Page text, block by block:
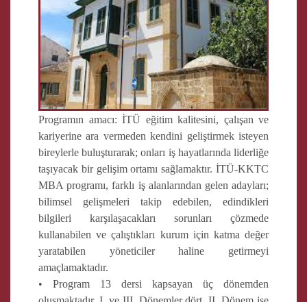
Programın amacı: İTÜ eğitim kalitesini, çalışan ve
kariyerine ara vermeden kendini geliştirmek isteyen
bireylerle buluşturarak; onları iş hayatlarında liderliğe
taşıyacak bir gelişim ortamı sağlamaktır. İTÜ-KKTC
MBA programı, farklı iş alanlarından gelen adayları;
bilimsel gelişmeleri takip edebilen, edindikleri
bilgileri karşılaşacakları sorunları çözmede
kullanabilen ve çalıştıkları kurum için katma değer
yaratabilen yöneticiler haline getirmeyi
amaçlamaktadır.
• Program 13 dersi kapsayan üç dönemden